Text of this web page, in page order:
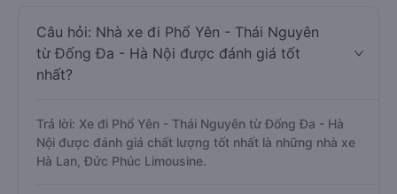
Câu hỏi: Nhà xe đi Phổ Yên - Thái Nguyên
từ Đống Đa - Hà Nội được đánh giá tốt
nhất?
Trả lời: Xe đi Phổ Yên - Thái Nguyên từ Đống Đa - Hà
Nội được đánh giá chất lượng tốt nhất là những nhà xe
Hà Lan, Đức Phúc Limousine.